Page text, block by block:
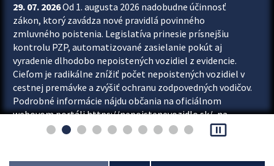
29. 07. 2026Od 1. augusta 2026 nadobudne účinnosť
zákon, ktorý zavádza nové pravidlá povinného
zmluvného poistenia. Legislatíva prinesie prísnejšiu
kontrolu PZP, automatizované zasielanie pokút aj
vyradenie dlhodobo nepoistených vozidiel z evidencie.
Cieľom je radikálne znížiť počet nepoistených vozidiel v
cestnej premávke a zvýšiť ochranu zodpovedných vodičov.
Podrobné informácie nájdu občania na oficiálnom
webovom portáli https://nepoistenevozidlo.sk/, na
ktorom od augusta pribudne aj možnosť overiť si...
pause_presentation